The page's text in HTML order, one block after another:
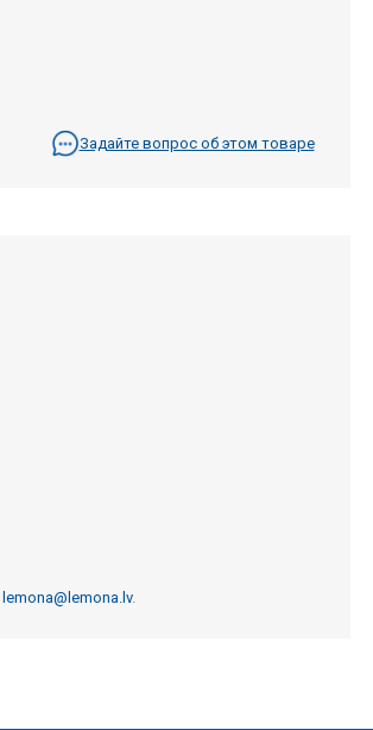
Задайте вопрос об этом товаре
lemona@lemona.lv.